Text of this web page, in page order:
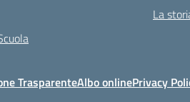
La
TrasparenteAlbo onlinePrivacy